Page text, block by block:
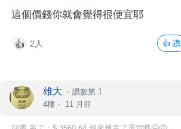
這個價錢你就會覺得很便宜耶
👍 2人 👍 讚
雄大 ・ 讚數第 1
4樓・ 11 月前